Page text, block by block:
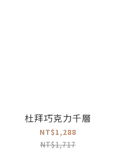
杜拜巧克力千層
NT$1,288
NT$1,717